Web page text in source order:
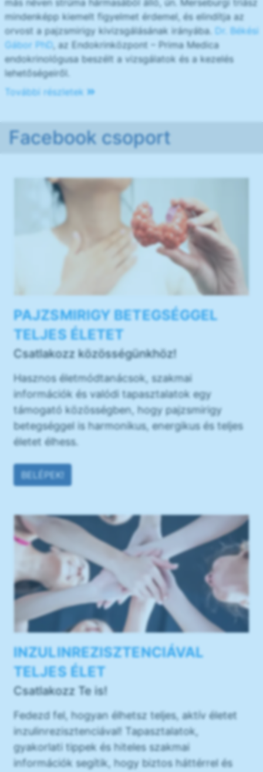
mindenképp kiemelt figyelmet érdemel, és elindítja az
orvost a pajzsmirigy kivizsgálásának irányába. Dr. Békési
Gábor PhD, az Endokrinközpont – Prima Medica
endokrinológusa beszélt a vizsgálatok és a kezelés
lehetőségeiről.
További részletek
Facebook csoport
PAJZSMIRIGY BETEGSÉGGEL
TELJES ÉLETET
Csatlakozz közösségünkhöz!
Hasznos életmódtanácsok, szakmai
információk és valódi tapasztalatok egy
támogató közösségben, hogy pajzsmirigy
betegséggel is harmonikus, energikus és teljes
életet élhess.
BELÉPEK!
INZULINREZISZTENCIÁVAL
TELJES ÉLET
Csatlakozz Te is!
Fedezd fel, hogyan élhetsz teljes, aktív életet
inzulinrezisztenciával! Tapasztalatok,
gyakorlati tippek és hiteles szakmai
információk segítik, hogy biztos háttérrel és